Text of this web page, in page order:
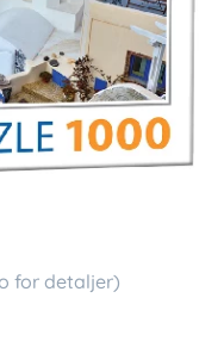
for detaljer)